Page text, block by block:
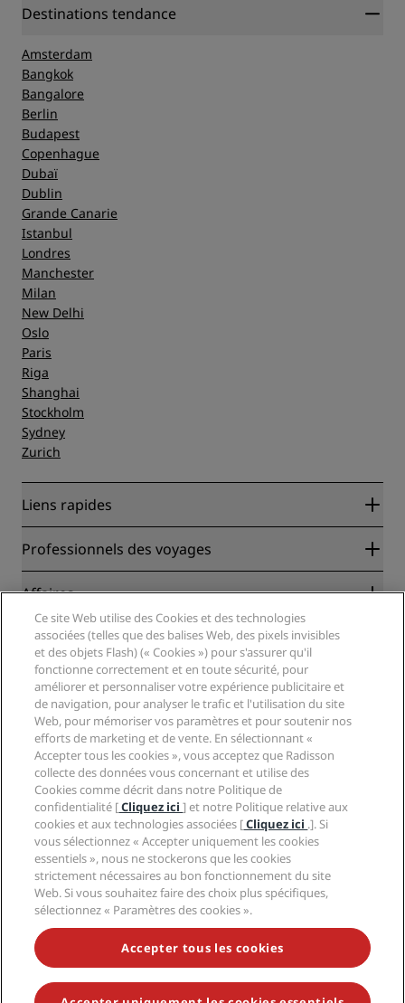
Destinations tendance
Amsterdam
Bangkok
Bangalore
Berlin
Budapest
Copenhague
Dubaï
Dublin
Grande Canarie
Istanbul
Londres
Manchester
Milan
New Delhi
Oslo
Paris
Riga
Shanghai
Stockholm
Sydney
Zurich
Liens rapides
Radisson Rewards
Blog
Nouveaux et futurs hôtels
Application Radisson Hotels
Hôtels adaptés aux sportifs
Hôtels adaptés aux Familles
Santé et sécurité
Professionnels des voyages
Partenaires
Agents de voyages
Affaires
Radisson Hotel Group
Médias
Carrières RHG
Carrières PPHE
Carrières EHL
The Club by RHG
Opportunités de développement
Entreprise responsable
Approvisionnement
Légal
Centre de confidentialité
Mentions légales
Conditions générales Radisson Rewards
Contrat d’utilisation du site
Accessibilité numérique
Déclaration sur l’esclavage moderne
Aide
Avis aux consommateurs
Contact
FAQ
Plan du site
Médias sociaux
Marques Radisson Hotels
NE MANQUEZ AUCUNE DE NOS OFFRES LES PLUS
POPULAIRES
Ce site Web utilise des Cookies et des technologies
associées (telles que des balises Web, des pixels invisibles
et des objets Flash) (« Cookies ») pour s'assurer qu'il
fonctionne correctement et en toute sécurité, pour
améliorer et personnaliser votre expérience publicitaire et
de navigation, pour analyser le trafic et l'utilisation du site
Web, pour mémoriser vos paramètres et pour soutenir nos
efforts de marketing et de vente. En sélectionnant «
Accepter tous les cookies », vous acceptez que Radisson
collecte des données vous concernant et utilise des
Cookies comme décrit dans notre Politique de
confidentialité [Cliquez ici] et notre Politique relative aux
cookies et aux technologies associées [Cliquez ici .]. Si
vous sélectionnez « Accepter uniquement les cookies
essentiels », nous ne stockerons que les cookies
strictement nécessaires au bon fonctionnement du site
Web. Si vous souhaitez faire des choix plus spécifiques,
sélectionnez « Paramètres des cookies ».
Accepter tous les cookies